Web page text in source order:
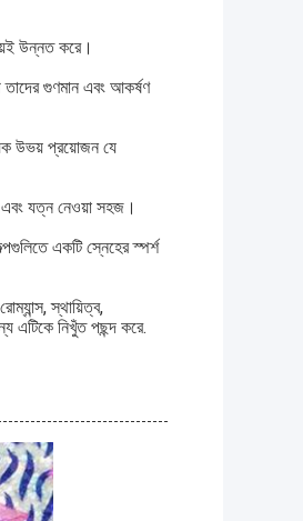
উন্নত করে।
গুণমান এবং আকর্ষণ
উভয় প্রয়োজন যে
এবং যত্ন নেওয়া সহজ।
একটি স্নেহের স্পর্শ
স্থায়িত্ব,
এটিকে নিখুঁত পছন্দ করে.